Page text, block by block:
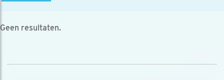
Geen resultaten.